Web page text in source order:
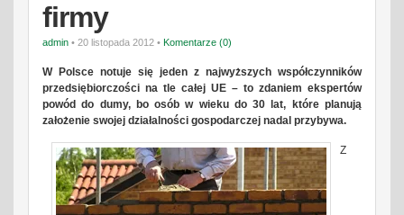
firmy
admin • 20 listopada 2012 • Komentarze (0)
W Polsce notuje się jeden z najwyższych współczynników
przedsiębiorczości na tle całej UE – to zdaniem ekspertów
powód do dumy, bo osób w wieku do 30 lat, które planują
założenie swojej działalności gospodarczej nadal przybywa.
Z